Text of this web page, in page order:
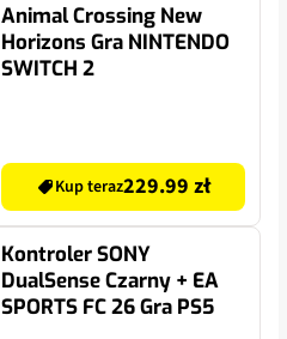
Animal Crossing New
Horizons Gra NINTENDO
SWITCH 2
Kup teraz229.99 zł
Kontroler SONY
DualSense Czarny + EA
SPORTS FC 26 Gra PS5